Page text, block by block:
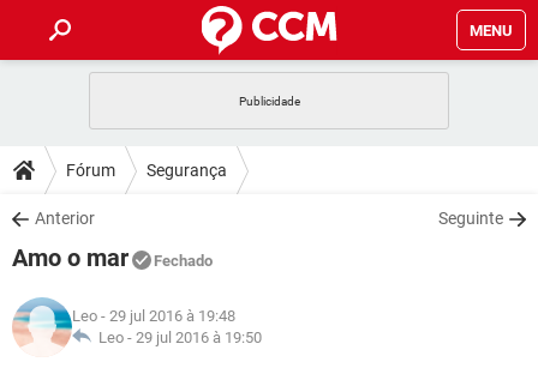
MENU
CELULAR
OUTLOOK
INSTAGRAM
GUIA DE COMPRAS
DICAS
JOGOS
INSTAGRAM
DOWNLOADS
JOGOS
CELULAR
OUTLOOK
JOGOS
GLOSSÁRIO
Fórum Segurança
Anterior Seguinte
Amo o mar Fechado
Leo - 29 jul 2016 à 19:48
Leo - 29 jul 2016 à 19:50